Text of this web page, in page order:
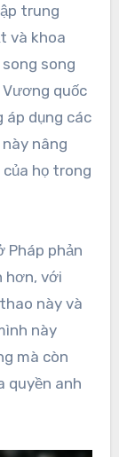
trung
và khoa
song
quốc
áp dụng các
nâng
họ trong
Pháp phản
hơn, với
này và
này
mà còn
quyền anh